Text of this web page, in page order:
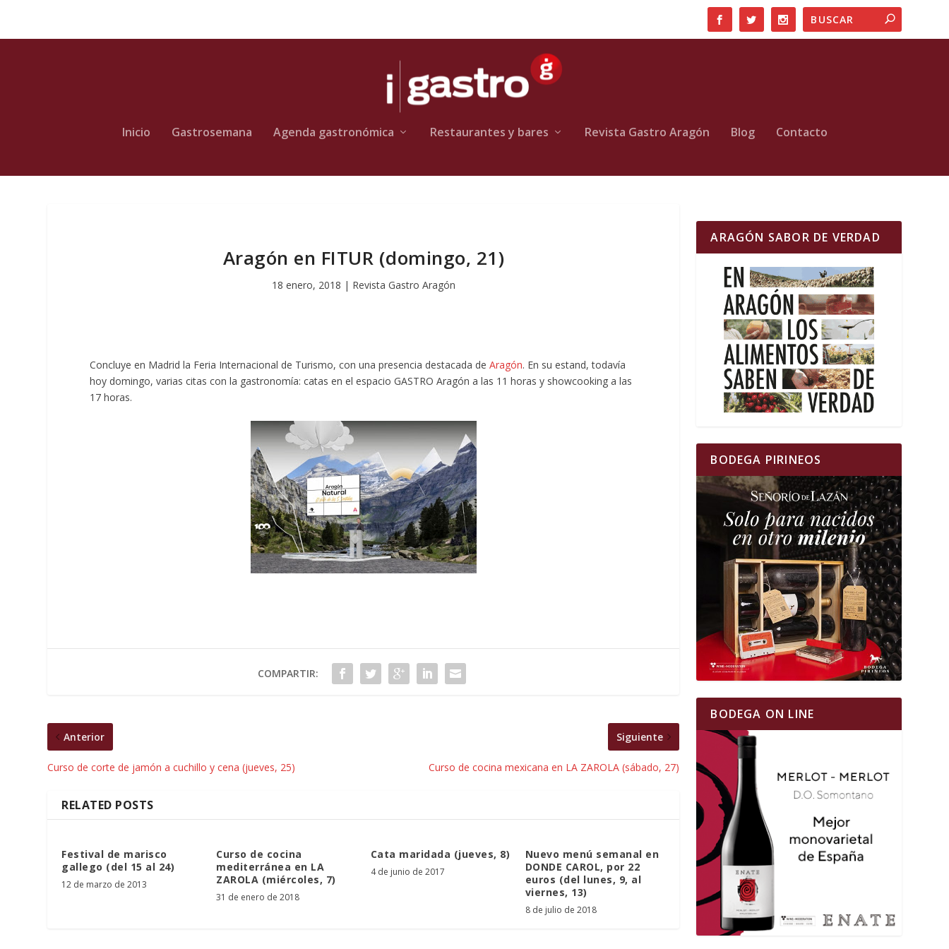
Inicio Gastrosemana Agenda gastronómica Restaurantes y bares Revista Gastro Aragón Blog Contacto
Aragón en FITUR (domingo, 21)
18 enero, 2018 | Revista Gastro Aragón
Concluye en Madrid la Feria Internacional de Turismo, con una presencia destacada deAragón. En su estand, todavía
hoy domingo, varias citas con la gastronomía: catas en el espacio GASTRO Aragón a las 11 horas y showcooking a las
17 horas.
COMPARTIR:
Anterior
Curso de corte de jamón a cuchillo y cena (jueves, 25)
Siguiente
Curso de cocina mexicana en LA ZAROLA (sábado, 27)
RELATED POSTS
Festival de marisco
gallego (del 15 al 24)
12 de marzo de 2013
Curso de cocina
mediterránea en LA
ZAROLA (miércoles, 7)
31 de enero de 2018
Cata maridada (jueves, 8)
4 de junio de 2017
Nuevo menú semanal en
DONDE CAROL, por 22
euros (del lunes, 9, al
viernes, 13)
8 de julio de 2018
ARAGÓN SABOR DE VERDAD
BODEGA PIRINEOS
BODEGA ON LINE